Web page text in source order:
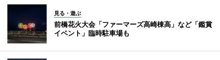
見る・遊ぶ
前橋花火大会「ファーマーズ高崎棟高」など「鑑賞
イベント」臨時駐車場も